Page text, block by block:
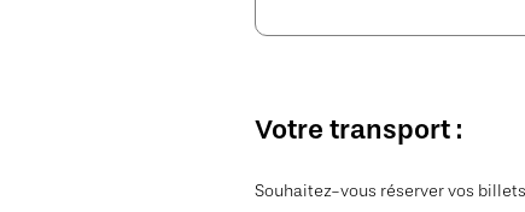
Votre transport :
Souhaitez-vous réserver vos